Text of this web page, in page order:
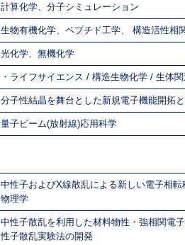
計算化学、分子シミュレーション
生物有機化学、ペプチド工学、 構造活性相
光化学、無機化学
・ライフサイエンス / 構造生物化学 / 生体
分子性結晶を舞台とした新規電子機能開拓
量子ビーム(放射線)応用科学
中性子およびX線散乱による新しい電子相
物理学
中性子散乱を利用した材料物性・強相関電
性子散乱実験法の開発